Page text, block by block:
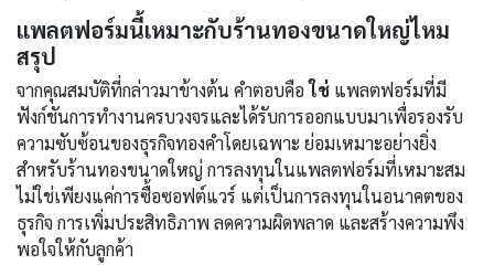
แพลตฟอร์มนี้เหมาะกับร้านทองขนาดใหญ่ไหม
สรุป
จากคุณสมบัติที่กล่าวมาข้างต้น คำตอบคือใช่ แพลตฟอร์มที่มี
ฟังก์ชันการทำงานครบวงจรและได้รับการออกแบบมาเพื่อรองรับ
ความซับซ้อนของธุรกิจทองคำโดยเฉพาะ ย่อมเหมาะอย่างยิ่ง
สำหรับร้านทองขนาดใหญ่ การลงทุนในแพลตฟอร์มที่เหมาะสม
ไม่ใช่เพียงแค่การซื้อซอฟต์แวร์ แต่เป็นการลงทุนในอนาคตของ
ธุรกิจ การเพิ่มประสิทธิภาพ ลดความผิดพลาด และสร้างความพึง
พอใจให้กับลูกค้า